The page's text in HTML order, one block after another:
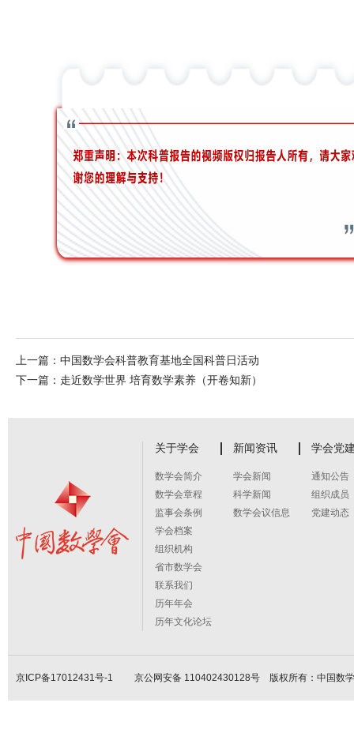
上一篇： 中国数学会科普教育基地全国科普日活动
下一篇： 走近数学世界 培育数学素养（开卷知新）
关于学会
数学会简介
数学会章程
监事会条例
学会档案
组织机构
省市数学会
联系我们
历年年会
历年文化论坛
新闻资讯
学会新闻
科学新闻
数学会议信息
学会党
通知公告
组织成员
党建动态
京ICP备17012431号-1 京公网安备 110402430128号 版权所有：中国